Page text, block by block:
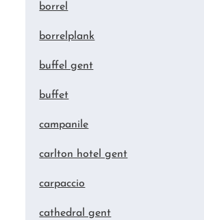
borrel
borrelplank
buffel gent
buffet
campanile
carlton hotel gent
carpaccio
cathedral gent